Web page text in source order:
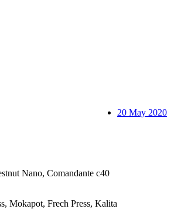
Nano, Comandante c40
Mokapot, Frech Press, Kalita
20 May 2020